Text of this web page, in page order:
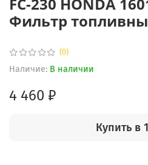
(0)
Наличие: В наличии
Фильтр
4 460 ₽
Купить в